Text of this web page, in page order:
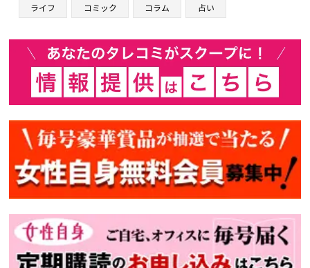
ライフ コミック コラム 占い